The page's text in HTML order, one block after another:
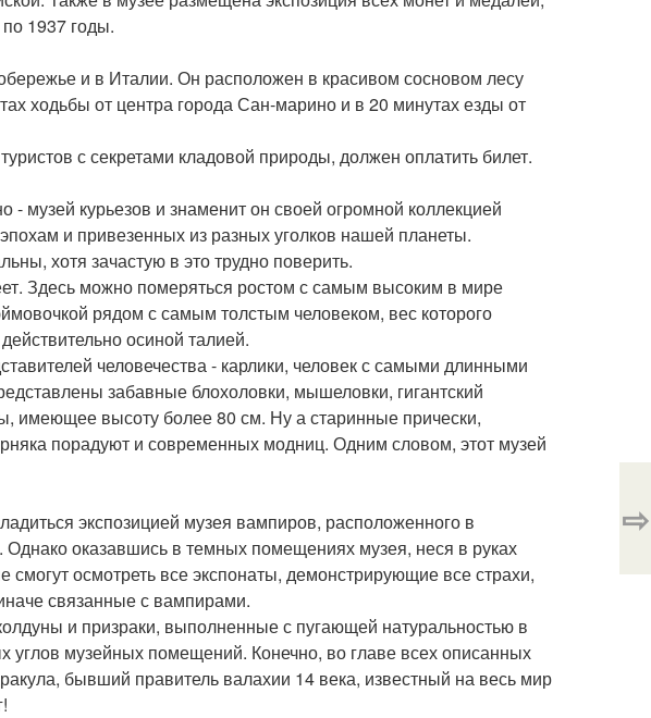
1937 годы.
и в Италии. Он расположен в красивом сосновом лесу
ходьбы от центра города Сан-марино и в 20 минутах езды от
с секретами кладовой природы, должен оплатить билет.
музей курьезов и знаменит он своей огромной коллекцией
и привезенных из разных уголков нашей планеты.
хотя зачастую в это трудно поверить.
Здесь можно померяться ростом с самым высоким в мире
рядом с самым толстым человеком, вес которого
осиной талией.
человечества - карлики, человек с самыми длинными
забавные блохоловки, мышеловки, гигантский
имеющее высоту более 80 см. Ну а старинные прически,
порадуют и современных модниц. Одним словом, этот музей
экспозицией музея вампиров, расположенного в
оказавшись в темных помещениях музея, неся в руках
осмотреть все экспонаты, демонстрирующие все страхи,
связанные с вампирами.
и призраки, выполненные с пугающей натуральностью в
музейных помещений. Конечно, во главе всех описанных
бывший правитель валахии 14 века, известный на весь мир
⇨